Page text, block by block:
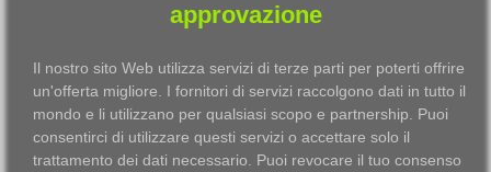
Trovare il miglior cuscino per gatti
Il miglior cestino per gatti
approvazione
Il nostro sito Web utilizza servizi di terze parti per poterti offrire
un'offerta migliore. I fornitori di servizi raccolgono dati in tutto il
mondo e li utilizzano per qualsiasi scopo e partnership. Puoi
consentirci di utilizzare questi servizi o accettare solo il
trattamento dei dati necessario. Puoi revocare il tuo consenso